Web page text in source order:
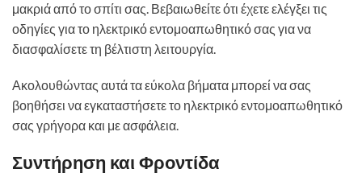
μακριά από το σπίτι σας. Βεβαιωθείτε ότι έχετε ελέγξει τις
οδηγίες για το ηλεκτρικό εντομοαπωθητικό σας για να
διασφαλίσετε τη βέλτιστη λειτουργία.
Ακολουθώντας αυτά τα εύκολα βήματα μπορεί να σας
βοηθήσει να εγκαταστήσετε το ηλεκτρικό εντομοαπωθητικό
σας γρήγορα και με ασφάλεια.
Συντήρηση και Φροντίδα